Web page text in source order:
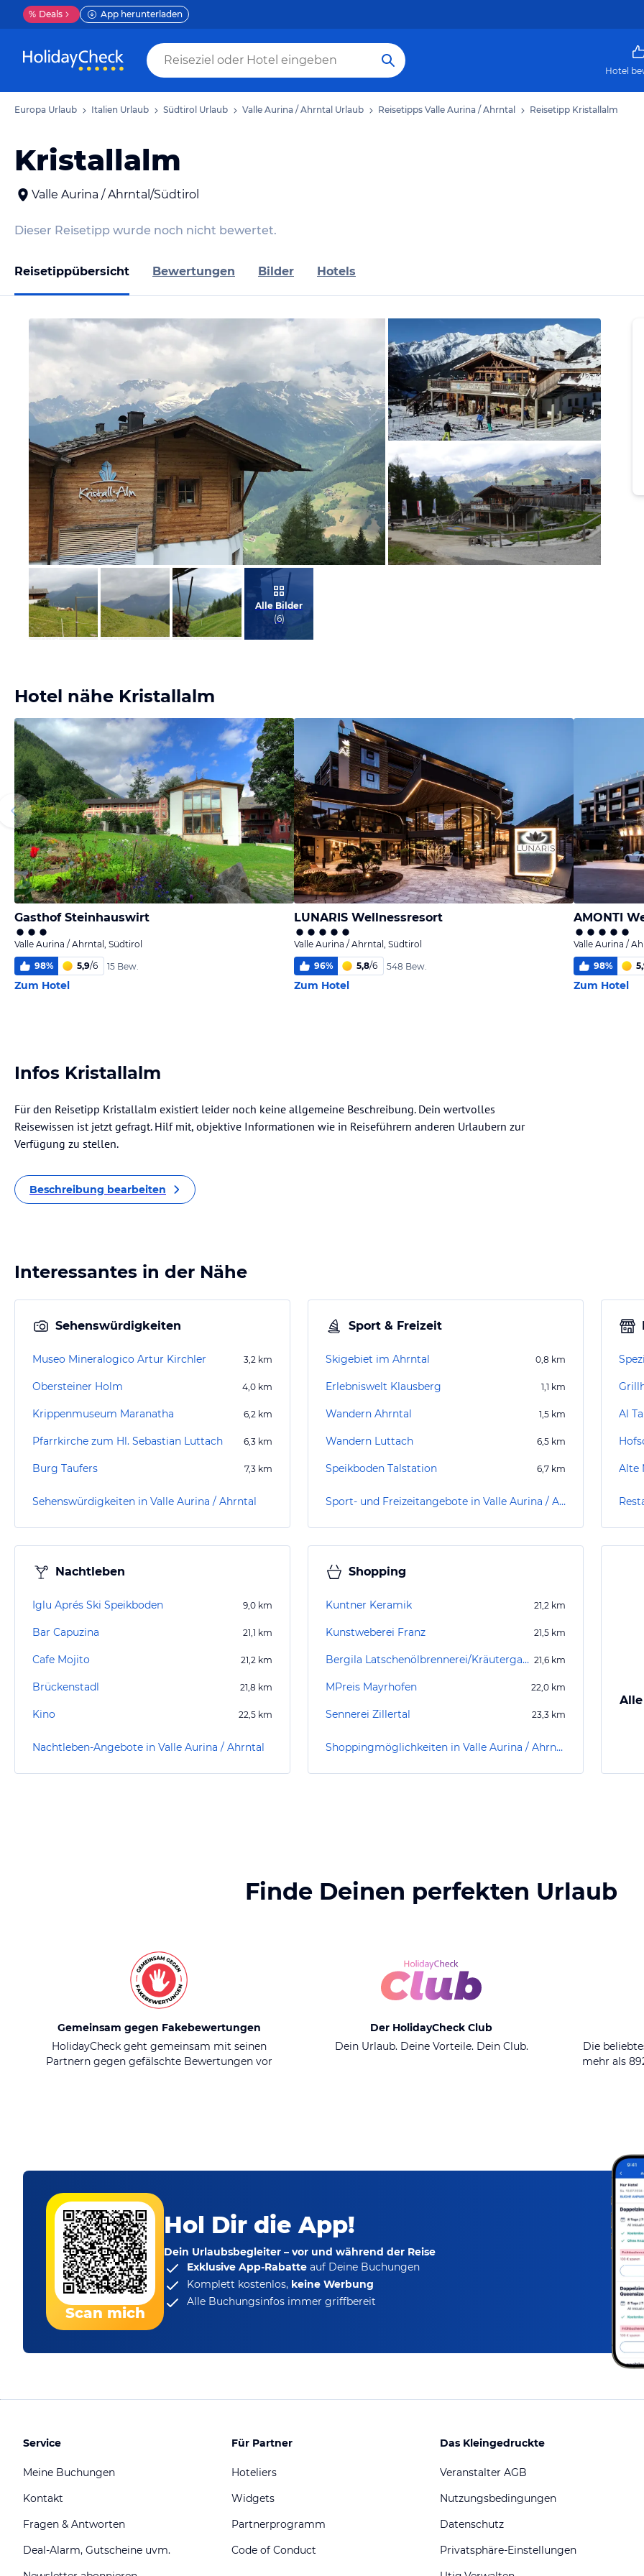
% Deals App herunterladen
Hotel
Europa Urlaub Italien Urlaub Südtirol Urlaub Valle Aurina / Ahrntal Urlaub Reisetipps Valle Aurina / Ahrntal Reisetipp Kristallalm
Kristallalm
Valle Aurina / Ahrntal/Südtirol
Dieser Reisetipp wurde noch nicht bewertet.
Reisetippübersicht Bewertungen Bilder Hotels
Bild melden
von Antje
Bild melden
vom Hotelier
Bild
Bild
Bild
Alle Bilder
(6)
Hotel nähe Kristallalm
Gasthof Steinhauswirt
Valle Aurina / Ahrntal, Südtirol
98% 5,9/6 15 Bew.
Zum Hotel
LUNARIS Wellnessresort
Valle Aurina / Ahrntal, Südtirol
96% 5,8/6 548 Bew.
Zum Hotel
AMONTI
Valle Aurina /
98%
Zum Hotel
Infos Kristallalm
Für den Reisetipp Kristallalm existiert leider noch keine allgemeine Beschreibung. Dein wertvolles
Reisewissen ist jetzt gefragt. Hilf mit, objektive Informationen wie in Reiseführern anderen Urlaubern zur
Verfügung zu stellen.
Beschreibung bearbeiten
Interessantes in der Nähe
Sehenswürdigkeiten
Museo Mineralogico Artur Kirchler 3,2 km
Obersteiner Holm 4,0 km
Krippenmuseum Maranatha 6,2 km
Pfarrkirche zum Hl. Sebastian Luttach 6,3 km
Burg Taufers 7,3 km
Sehenswürdigkeiten in Valle Aurina / Ahrntal
Sport & Freizeit
Skigebiet im Ahrntal 0,8 km
Erlebniswelt Klausberg 1,1 km
Wandern Ahrntal 1,5 km
Wandern Luttach 6,5 km
Speikboden Talstation 6,7 km
Sport- und Freizeitangebote in Valle Aurina / Ahrntal
Al
Alte
Nachtleben
Iglu Aprés Ski Speikboden 9,0 km
Bar Capuzina 21,1 km
Cafe Mojito 21,2 km
Brückenstadl 21,8 km
Kino 22,5 km
Nachtleben-Angebote in Valle Aurina / Ahrntal
Shopping
Kuntner Keramik 21,2 km
Kunstweberei Franz 21,5 km
Bergila Latschenölbrennerei/Kräutergarten 21,6 km
MPreis Mayrhofen 22,0 km
Sennerei Zillertal 23,3 km
Shoppingmöglichkeiten in Valle Aurina / Ahrntal
Finde Deinen perfekten Urlaub
Gemeinsam gegen Fakebewertungen
HolidayCheck geht gemeinsam mit seinen
Partnern gegen gefälschte Bewertungen vor
Der HolidayCheck Club
Dein Urlaub. Deine Vorteile. Dein Club.
Die
mehr als
Scan mich
Hol Dir die App!
Dein Urlaubsbegleiter – vor und während der Reise
Exklusive App-Rabatte auf Deine Buchungen
Komplett kostenlos, keine Werbung
Alle Buchungsinfos immer griffbereit
Service
Meine Buchungen
Kontakt
Fragen & Antworten
Deal-Alarm, Gutscheine uvm.
Für Partner
Hoteliers
Widgets
Partnerprogramm
Code of Conduct
Das Kleingedruckte
Veranstalter AGB
Nutzungsbedingungen
Datenschutz
Privatsphäre-Einstellungen